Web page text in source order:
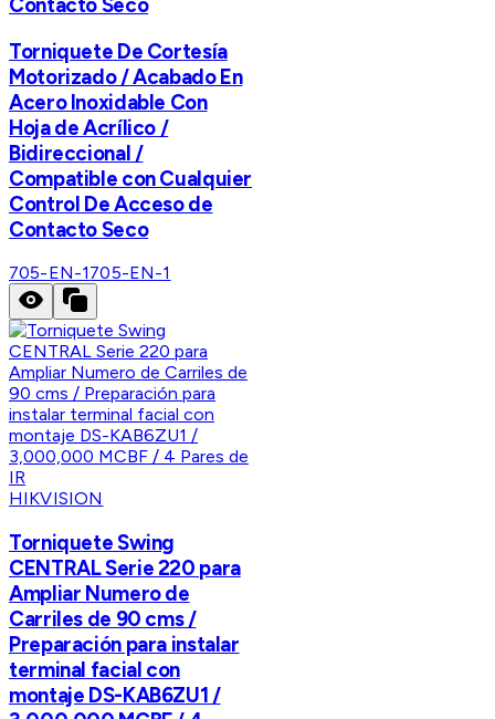
Torniquete De Cortesía
Motorizado / Acabado En
Acero Inoxidable Con
Hoja de Acrílico /
Bidireccional /
Compatible con Cualquier
Control De Acceso de
Contacto Seco
705-EN-1705-EN-1
HIKVISION
Torniquete Swing
CENTRAL Serie 220 para
Ampliar Numero de
Carriles de 90 cms /
Preparación para instalar
terminal facial con
montaje DS-KAB6ZU1 /